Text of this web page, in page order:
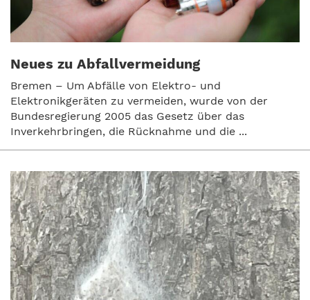
Neues zu Abfallvermeidung
Bremen – Um Abfälle von Elektro- und
Elektronikgeräten zu vermeiden, wurde von der
Bundesregierung 2005 das Gesetz über das
Inverkehrbringen, die Rücknahme und die ...